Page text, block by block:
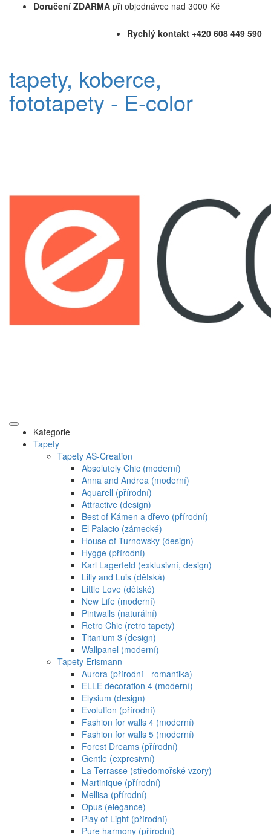
Doručení ZDARMA při objednávce nad 3000 Kč
Rychlý kontakt +420 608 449 590
tapety, koberce,
fototapety - E-color
Kategorie
Tapety
Tapety AS-Creation
Absolutely Chic (moderní)
Anna and Andrea (moderní)
Aquarell (přírodní)
Attractive (design)
Best of Kámen a dřevo (přírodní)
El Palacio (zámecké)
House of Turnowsky (design)
Hygge (přírodní)
Karl Lagerfeld (exklusivní, design)
Lilly and Luis (dětská)
Little Love (dětské)
New Life (moderní)
Pintwalls (naturální)
Retro Chic (retro tapety)
Titanium 3 (design)
Wallpanel (moderní)
Tapety Erismann
Aurora (přírodní - romantika)
ELLE decoration 4 (moderní)
Elysium (design)
Evolution (přírodní)
Fashion for walls 4 (moderní)
Fashion for walls 5 (moderní)
Forest Dreams (přírodní)
Gentle (expresivní)
La Terrasse (středomořské vzory)
Martinique (přírodní)
Mellisa (přírodní)
Opus (elegance)
Play of Light (přírodní)
Pure harmony (přírodní)